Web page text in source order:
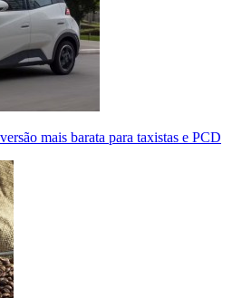
mais barata para taxistas e PCD